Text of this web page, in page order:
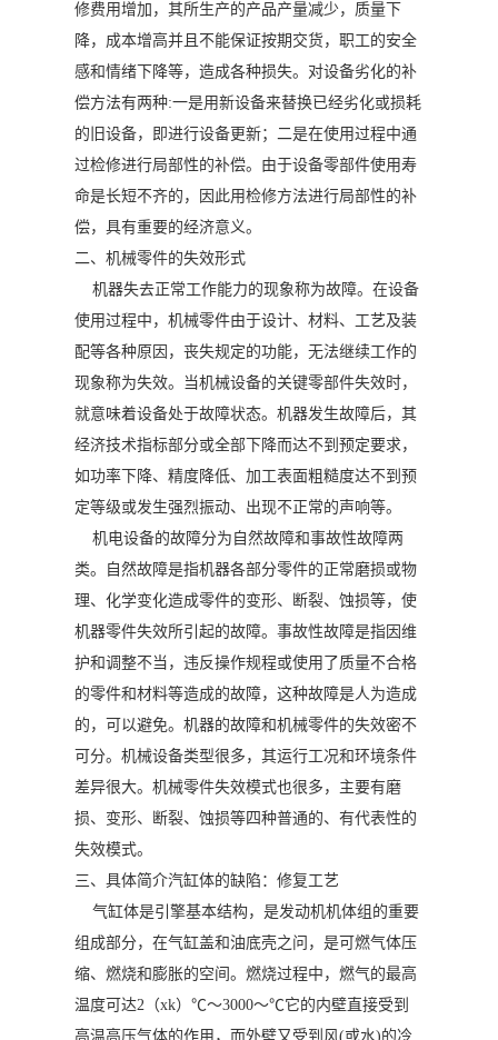
修费用增加，其所生产的产品产量减少，质量下
降，成本增高并且不能保证按期交货，职工的安全
感和情绪下降等，造成各种损失。对设备劣化的补
偿方法有两种:一是用新设备来替换已经劣化或损耗
的旧设备，即进行设备更新；二是在使用过程中通
过检修进行局部性的补偿。由于设备零部件使用寿
命是长短不齐的，因此用检修方法进行局部性的补
偿，具有重要的经济意义。
二、机械零件的失效形式
机器失去正常工作能力的现象称为故障。在设备
使用过程中，机械零件由于设计、材料、工艺及装
配等各种原因，丧失规定的功能，无法继续工作的
现象称为失效。当机械设备的关键零部件失效时，
就意味着设备处于故障状态。机器发生故障后，其
经济技术指标部分或全部下降而达不到预定要求，
如功率下降、精度降低、加工表面粗糙度达不到预
定等级或发生强烈振动、出现不正常的声响等。
机电设备的故障分为自然故障和事故性故障两
类。自然故障是指机器各部分零件的正常磨损或物
理、化学变化造成零件的变形、断裂、蚀损等，使
机器零件失效所引起的故障。事故性故障是指因维
护和调整不当，违反操作规程或使用了质量不合格
的零件和材料等造成的故障，这种故障是人为造成
的，可以避免。机器的故障和机械零件的失效密不
可分。机械设备类型很多，其运行工况和环境条件
差异很大。机械零件失效模式也很多，主要有磨
损、变形、断裂、蚀损等四种普通的、有代表性的
失效模式。
三、具体简介汽缸体的缺陷：修复工艺
气缸体是引擎基本结构，是发动机机体组的重要
组成部分，在气缸盖和油底壳之问，是可燃气体压
缩、燃烧和膨胀的空间。燃烧过程中，燃气的最高
温度可达2（xk）℃～3000～℃它的内壁直接受到
高温高压气体的作用，而外壁又受到风(或水)的冷